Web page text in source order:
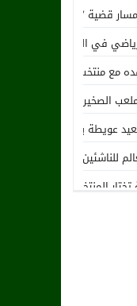
قضية ‘بارون المخدرات
في السجن في قضية
مع منتخب النيجر دون تكفل
الصخيرات بالعشب
عويطة بعد صراع طويل
ويثير اهتمام
تختار المنتخب الوطني